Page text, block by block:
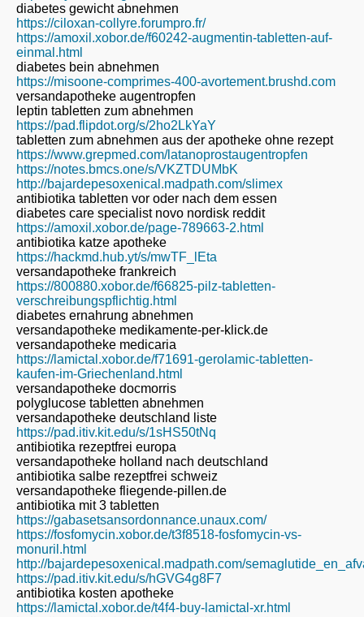
diabetes gewicht abnehmen
https://ciloxan-collyre.forumpro.fr/
https://amoxil.xobor.de/f60242-augmentin-tabletten-auf-
einmal.html
diabetes bein abnehmen
https://misoone-comprimes-400-avortement.brushd.com
versandapotheke augentropfen
leptin tabletten zum abnehmen
https://pad.flipdot.org/s/2ho2LkYaY
tabletten zum abnehmen aus der apotheke ohne rezept
https://www.grepmed.com/latanoprostaugentropfen
https://notes.bmcs.one/s/VKZTDUMbK
http://bajardepesoxenical.madpath.com/slimex
antibiotika tabletten vor oder nach dem essen
diabetes care specialist novo nordisk reddit
https://amoxil.xobor.de/page-789663-2.html
antibiotika katze apotheke
https://hackmd.hub.yt/s/mwTF_lEta
versandapotheke frankreich
https://800880.xobor.de/f66825-pilz-tabletten-
verschreibungspflichtig.html
diabetes ernahrung abnehmen
versandapotheke medikamente-per-klick.de
versandapotheke medicaria
https://lamictal.xobor.de/f71691-gerolamic-tabletten-
kaufen-im-Griechenland.html
versandapotheke docmorris
polyglucose tabletten abnehmen
versandapotheke deutschland liste
https://pad.itiv.kit.edu/s/1sHS50tNq
antibiotika rezeptfrei europa
versandapotheke holland nach deutschland
antibiotika salbe rezeptfrei schweiz
versandapotheke fliegende-pillen.de
antibiotika mit 3 tabletten
https://gabasetsansordonnance.unaux.com/
https://fosfomycin.xobor.de/t3f8518-fosfomycin-vs-
monuril.html
http://bajardepesoxenical.madpath.com/
https://pad.itiv.kit.edu/s/hGVG4g8F7
antibiotika kosten apotheke
https://lamictal.xobor.de/t4f4-buy-lamictal-xr.html